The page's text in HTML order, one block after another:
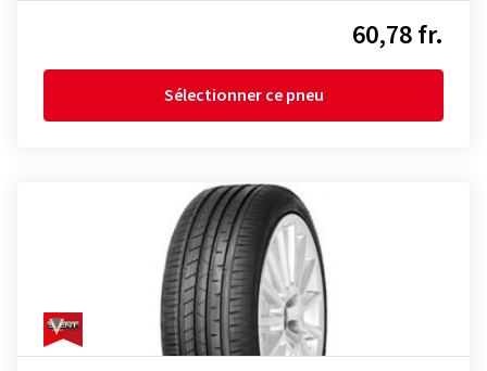
60,78 fr.
Sélectionner ce pneu